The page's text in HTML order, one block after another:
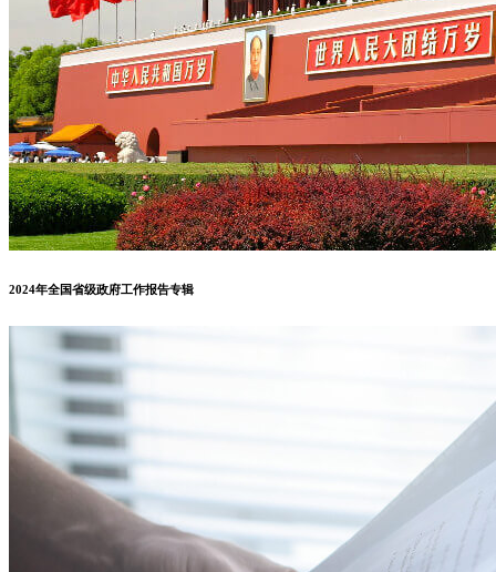
0评论
最新
最旧 最多投票
内联反馈
查看所有评论